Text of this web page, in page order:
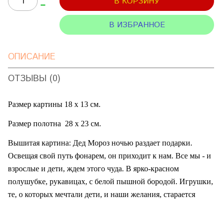
В ИЗБРАННОЕ
ОПИСАНИЕ
ОТЗЫВЫ (0)
Размер картины 18 х 13 см.
Размер полотна 28 х 23 см.
Вышитая картина: Дед Мороз ночью раздает подарки.
Освещая свой путь фонарем, он приходит к нам. Все мы - и
взрослые и дети, ждем этого чуда. В ярко-красном
полушубке, рукавицах, с белой пышной бородой. Игрушки,
те, о которых мечтали дети, и наши желания, старается